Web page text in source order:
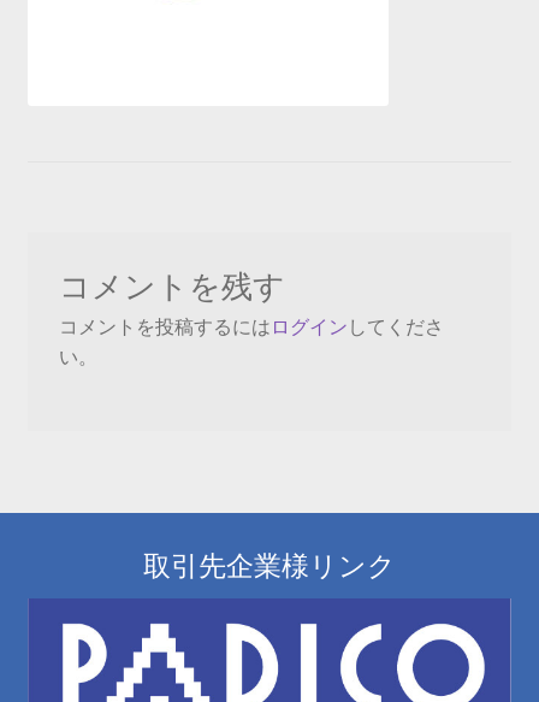
コメントを残す
コメントを投稿するには ログイン してくださ
い。
取引先企業様リンク